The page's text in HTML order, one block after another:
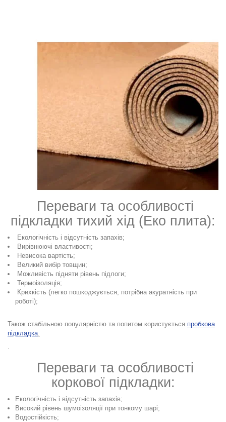
Переваги та особливості
підкладки тихий хід (Еко плита):
Екологічність і відсутність запахів;
Вирівнюючі властивості;
Невисока вартість;
Великий вибір товщин;
Можливість підняти рівень підлоги;
Термоізоляція;
Крихкість (легко пошкоджується, потрібна акуратність при
роботі);
Також стабільною популярністю та попитом користується пробкова
підкладка.
.
Переваги та особливості
коркової підкладки:
Екологічність і відсутність запахів;
Високий рівень шумоізоляції при тонкому шарі;
Водостійкість;